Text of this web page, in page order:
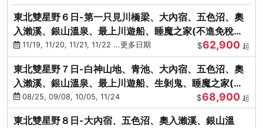
東北雙星野６日-第一只見川橋梁、大內宿、五色沼、奧
入瀨溪、銀山溫泉、最上川遊船、睡魔之家(不進免稅店)
(仙/青)
11/19, 11/20, 11/21, 11/22 ...更多日期 $62,900 起
東北雙星野７日-白神山地、青池、大內宿、五色沼、奧
入瀨溪、銀山溫泉、最上川遊船、生剝鬼、睡魔之家(不
進免稅店)(仙/青)
08/25, 09/08, 10/05, 11/24 $68,900 起
東北雙星野８日-大內宿、五色沼、奧入瀨溪、銀山溫